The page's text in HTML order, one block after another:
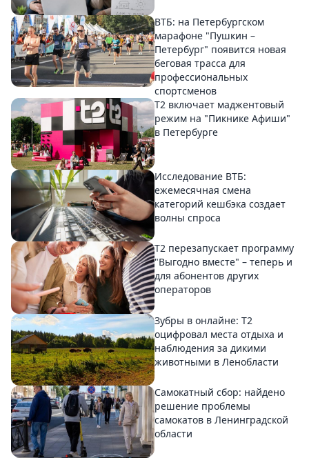
ВТБ: на Петербургском
марафоне "Пушкин –
Петербург" появится новая
беговая трасса для
профессиональных
спортсменов
Т2 включает маджентовый
режим на "Пикнике Афиши"
в Петербурге
Исследование ВТБ:
ежемесячная смена
категорий кешбэка создает
волны спроса
Т2 перезапускает программу
"Выгодно вместе" – теперь и
для абонентов других
операторов
Зубры в онлайне: Т2
оцифровал места отдыха и
наблюдения за дикими
животными в Ленобласти
Самокатный сбор: найдено
решение проблемы
самокатов в Ленинградской
области